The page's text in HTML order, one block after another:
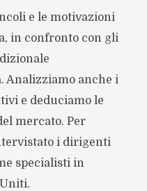
e le motivazioni
in confronto con gli
Analizziamo anche i
e deduciamo le
mercato. Per
i dirigenti
specialisti in